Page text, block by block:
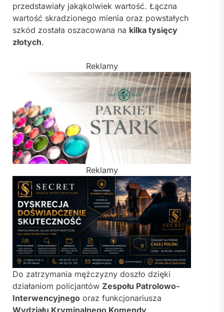
przedstawiały jakąkolwiek wartość. Łączna
wartość skradzionego mienia oraz powstałych
szkód została oszacowana na kilka tysięcy
złotych.
Reklamy
Reklamy
Do zatrzymania mężczyzny doszło dzięki
działaniom policjantów Zespołu Patrolowo-
Interwencyjnego oraz funkcjonariusza